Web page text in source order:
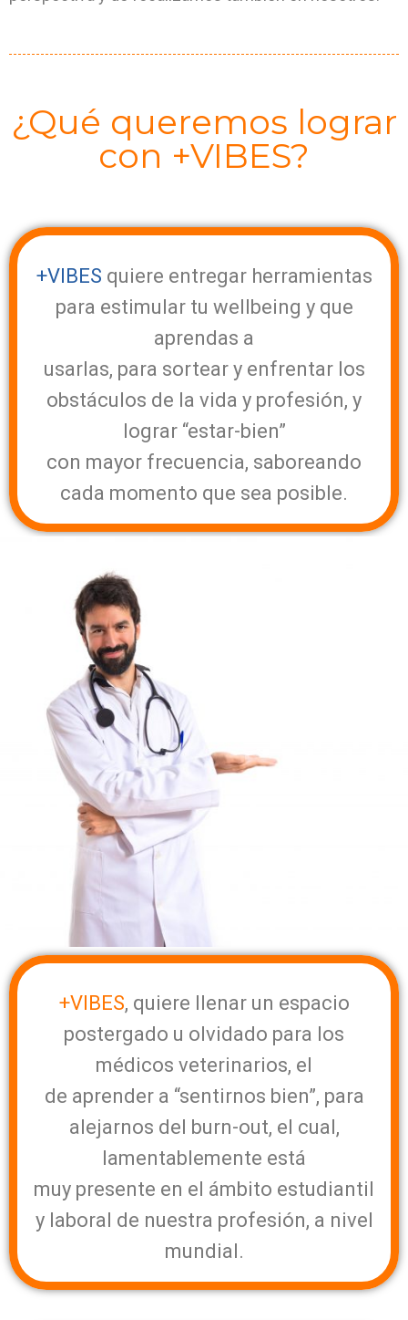
¿Qué queremos lograr
con +VIBES?
+VIBES quiere entregar herramientas
para estimular tu wellbeing y que
aprendas a
usarlas, para sortear y enfrentar los
obstáculos de la vida y profesión, y
lograr “estar-bien”
con mayor frecuencia, saboreando
cada momento que sea posible.
+VIBES, quiere llenar un espacio
postergado u olvidado para los
médicos veterinarios, el
de aprender a “sentirnos bien”, para
alejarnos del burn-out, el cual,
lamentablemente está
muy presente en el ámbito estudiantil
y laboral de nuestra profesión, a nivel
mundial.